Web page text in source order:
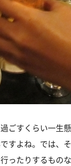
ごすくらい一生
すよね。では、
ったりするもの